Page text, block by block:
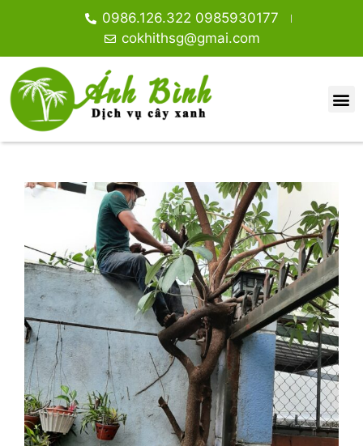
0986.126.322 0985930177
cokhithsg@gmai.com